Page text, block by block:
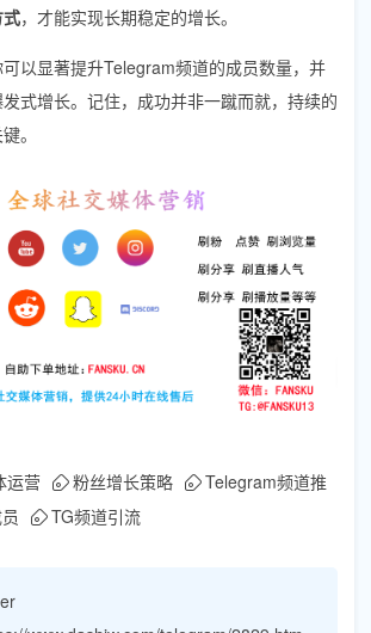
，才能实现长期稳定的增长。
以显著提升Telegram频道的成员数量，并
式增长。记住，成功并非一蹴而就，持续的
。
运营 粉丝增长策略
Telegram频道推
TG频道引流